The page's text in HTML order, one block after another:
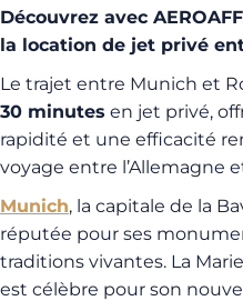
Découvrez avec
la location de jet privé
Le trajet entre Munich et
30 minutes en jet privé,
rapidité et une efficacité
voyage entre l’Allemagne
Munich, la capitale de la
réputée pour ses
traditions vivantes. La
est célèbre pour son